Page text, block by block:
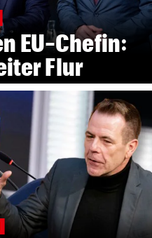
EU-Chefin:
Flur